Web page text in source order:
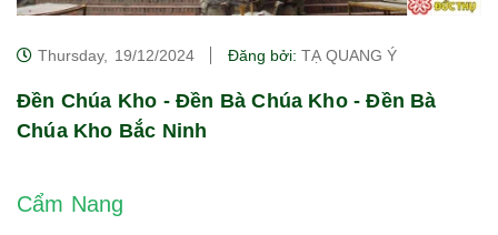
Thursday, 19/12/2024 Đăng bởi: TẠ QUANG Ý
Đền Chúa Kho - Đền Bà Chúa Kho - Đền Bà
Chúa Kho Bắc Ninh
Cẩm Nang